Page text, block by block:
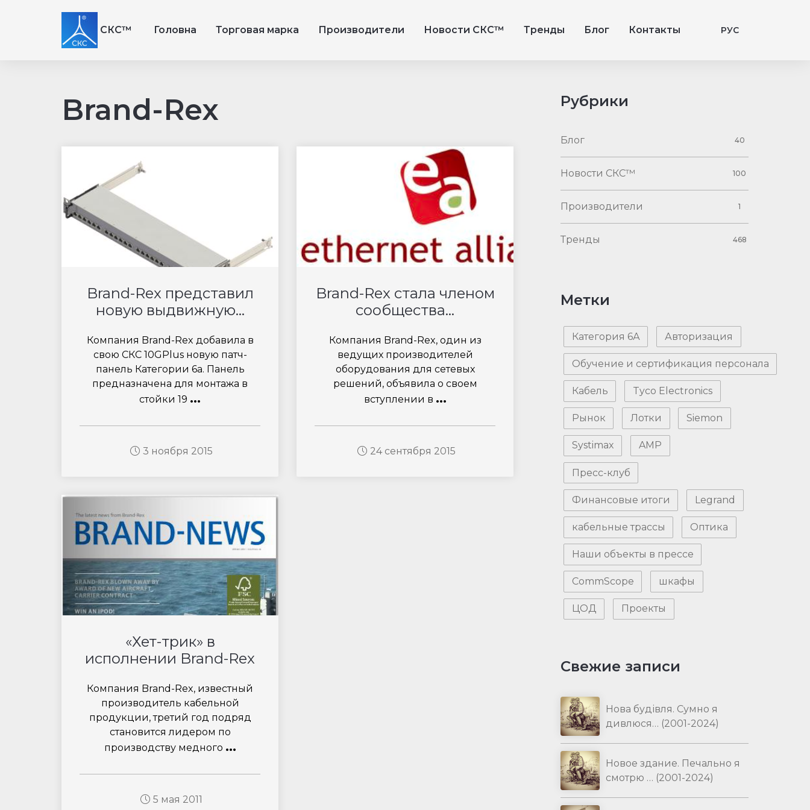
СКС™ Головна Торговая марка Производители Новости СКС™ Тренды Блог Контакты РУС
Brand-Rex
Brand-Rex представил
новую выдвижную...
Компания Brand-Rex добавила в
свою СКС 10GPlus новую патч-
панель Категории 6a. Панель
предназначена для монтажа в
стойки 19 ...
3 ноября 2015
Brand-Rex стала членом
сообщества...
Компания Brand-Rex, один из
ведущих производителей
оборудования для сетевых
решений, объявила о своем
вступлении в ...
24 сентября 2015
«Хет-трик» в
исполнении Brand-Rex
Компания Brand-Rex, известный
производитель кабельной
продукции, третий год подряд
становится лидером по
производству медного ...
5 мая 2011
Рубрики
Блог 40
Новости СКС™ 100
Производители 1
Тренды 468
Метки
Категория 6А Авторизация
Обучение и сертификация персонала
Кабель Tyco Electronics
Рынок Лотки Siemon
Systimax AMP
Пресс-клуб
Финансовые итоги Legrand
кабельные трассы Оптика
Наши объекты в прессе
CommScope шкафы
ЦОД Проекты
Свежие записи
Нова будівля. Сумно я
дивлюся… (2001-2024)
Новое здание. Печально я
смотрю … (2001-2024)